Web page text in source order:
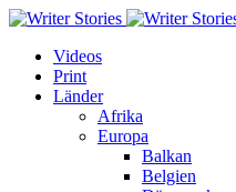
Videos
Print
Länder
Afrika
Europa
Balkan
Belgien